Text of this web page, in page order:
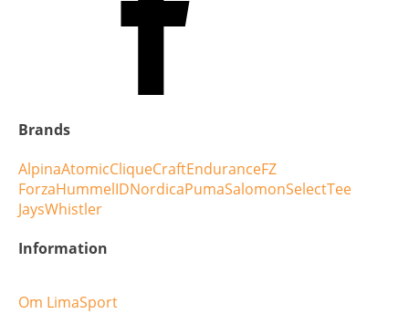
Brands
AlpinaAtomicCliqueCraftEnduranceFZ
ForzaHummelIDNordicaPumaSalomonSelectTee
JaysWhistler
Information
Om LimaSport